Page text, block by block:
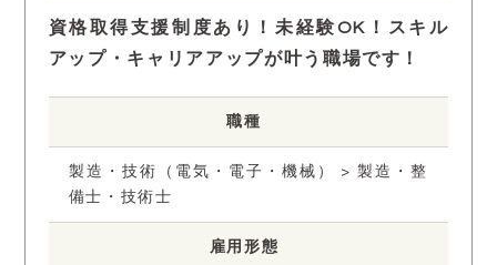
資格取得支援制度あり！未経験OK！スキル
アップ・キャリアアップが叶う職場です！
職種
製造・技術（電気・電子・機械） > 製造・整
備士・技術士
雇用形態